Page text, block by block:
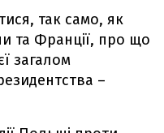
так само, як
та Франції, про що
загалом
–